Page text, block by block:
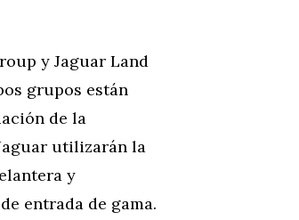
y Jaguar Land
grupos están
de la
utilizarán la
y
entrada de gama.